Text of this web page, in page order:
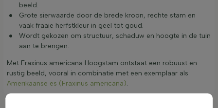
beeld.
Grote sierwaarde door de brede kroon, rechte stam en
vaak fraaie herfstkleur in geel tot goud.
Wordt gekozen om structuur, schaduw en hoogte in de tuin
aan te brengen.
Met Fraxinus americana Hoogstam ontstaat een robuust en
rustig beeld, vooral in combinatie met een exemplaar als
Amerikaanse es (Fraxinus americana).